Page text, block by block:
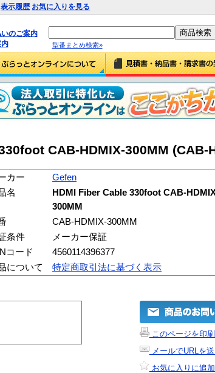
表示履歴 お気に入りを見る
のご案内
型番まとめ検索»
CAB-HDMIX-300MM (CAB-
カー
Gefen
名
HDMI Fiber Cable 330foot CAB-
300MM
CAB-HDMIX-300MM
条件
メーカー保証
コード
4560114396377
について
特定商取引法に基づく表示
このページを印
メールでURLを
お気に入りに追